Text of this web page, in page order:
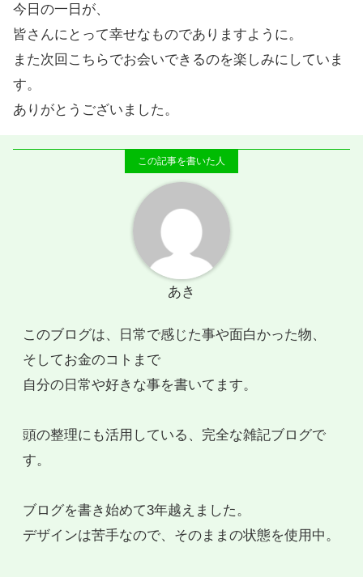
今日の一日が、
皆さんにとって幸せなものでありますように。
また次回こちらでお会いできるのを楽しみにしていま
す。
ありがとうございました。
あき
このブログは、日常で感じた事や面白かった物、
そしてお金のコトまで
自分の日常や好きな事を書いてます。
頭の整理にも活用している、完全な雑記ブログで
す。
ブログを書き始めて3年越えました。
デザインは苦手なので、そのままの状態を使用中。